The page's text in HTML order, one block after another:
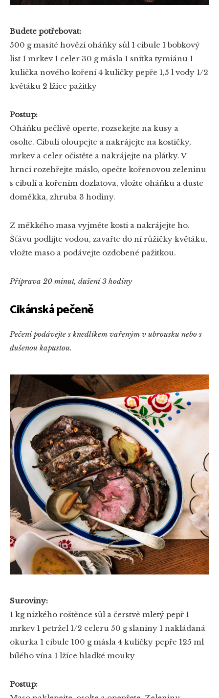
Budete potřebovat:
500 g masité hovězí oháňky sůl 1 cibule 1 bobkový
list 1 mrkev 1 celer 30 g másla 1 snítka tymiánu 1
kulička nového koření 4 kuličky pepře 1,5 l vody 1/2
květáku 2 lžíce pažitky
Postup:
Oháňku pečlivě operte, rozsekejte na kusy a
osolte. Cibuli oloupejte a nakrájejte na kostičky,
mrkev a celer očistěte a nakrájejte na plátky. V
hrnci rozehřejte máslo, opečte kořenovou zeleninu
s cibulí a kořením dozlatova, vložte oháňku a duste
doměkka, zhruba 3 hodiny.
Z měkkého masa vyjměte kosti a nakrájejte ho.
Šťávu podlijte vodou, zavařte do ní růžičky květáku,
vložte maso a podávejte ozdobené pažitkou.
Příprava 20 minut, dušení 3 hodiny
Cikánská pečeně
Pečeni podávejte s knedlíkem vařeným v ubrousku nebo s
dušenou kapustou.
Suroviny:
1 kg nízkého roštěnce sůl a čerstvě mletý pepř 1
mrkev 1 petržel 1/2 celeru 50 g slaniny 1 nakládaná
okurka 1 cibule 100 g másla 4 kuličky pepře 125 ml
bílého vína 1 lžíce hladké mouky
Postup: